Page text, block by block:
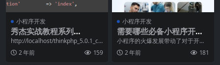
小程序开发
秀杰实战教程系列
《六》：服务端之用户注
册与登录基于ThinkPHP5
描述...
http://localhost/thinkphp_5.0.1_co
re/pub
2 年前 159
小程序开发
需要哪些必备小程序开发
工具？
小程序的火爆发展带动了对于开发
工具的需求日益增长。作为小程序
开发人员，你是否在使
2 年前 181